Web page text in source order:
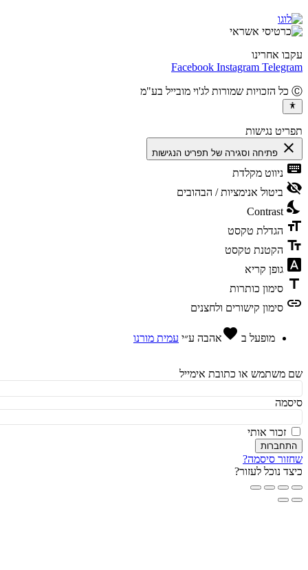
אחרינו
Facebook Instagram
נגישות
פתיחה וסגירה של תפריט הנגישות
ניווט מקלדת
ביטול אנימציות / הבהובים
Contrast
הגדלת טקסט
הקטנת טקסט
גופן קריא
סימון כותרות
סימון קישורים ולחצנים
מופעל בfavorite אהבהע״י עמית מורנו
או כתובת אימייל
זכור אותי
סיסמה?
נוכל לעזור?